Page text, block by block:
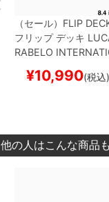
（セール） FLIP
フリップデッキ
RABELO
ド スケボー
¥10,990(税込)
他の人はこんな商品